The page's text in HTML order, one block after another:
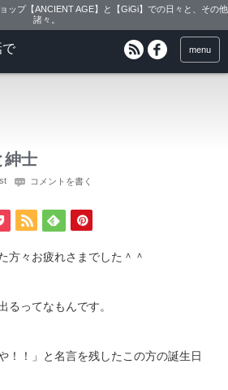
ップ【ANCIENT AGE】と【GiGi】での日々と、その他
諸々。
で
menu
紳士
コメントを書く
方々お疲れさまでした＾＾
るってなもんです。
！！」と名言を残したこの方の誕生日